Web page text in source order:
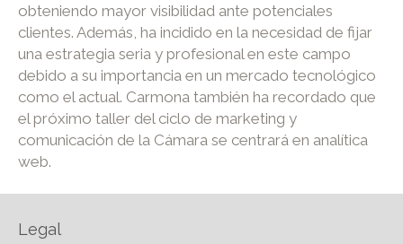
obteniendo mayor visibilidad ante potenciales
clientes. Además, ha incidido en la necesidad de fijar
una estrategia seria y profesional en este campo
debido a su importancia en un mercado tecnológico
como el actual. Carmona también ha recordado que
el próximo taller del ciclo de marketing y
comunicación de la Cámara se centrará en analítica
web.
Legal